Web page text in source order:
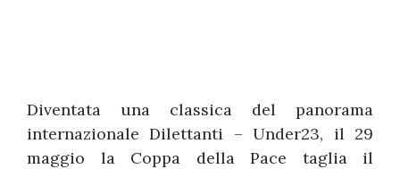
Diventata una classica del panorama
internazionale Dilettanti – Under23, il 29
maggio la Coppa della Pace taglia il